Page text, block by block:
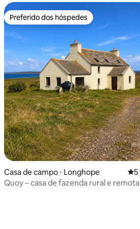
avaliação média de 5, 4 avaliações
Preferido dos hóspedes
Preferido dos hóspedes
Casa de campo ⋅ Longhope 5 5
Quoy – casa de fazenda rural e remota